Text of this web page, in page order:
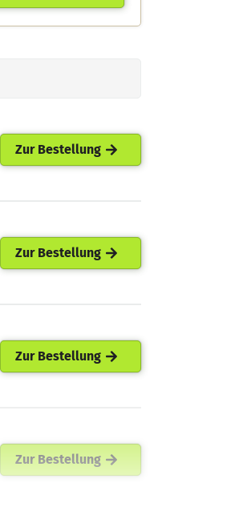
Zur Bestellung
Zur Bestellung
Zur Bestellung
Zur Bestellung